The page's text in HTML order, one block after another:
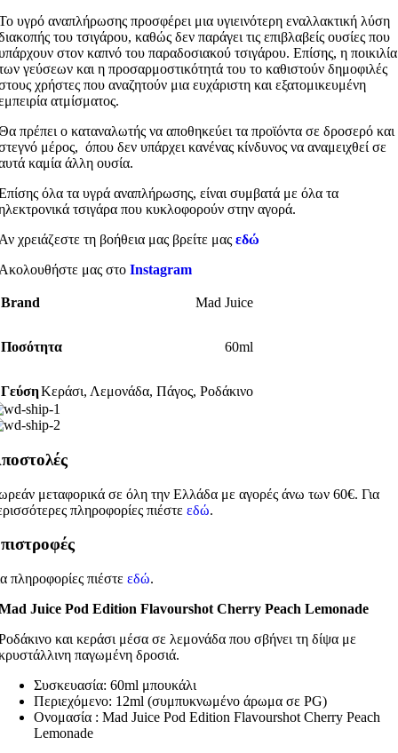
υγρό αναπλήρωσης προσφέρει μια υγιεινότερη εναλλακτική λύση
του τσιγάρου, καθώς δεν παράγει τις επιβλαβείς ουσίες που
στον καπνό του παραδοσιακού τσιγάρου. Επίσης, η ποικιλία
γεύσεων και η προσαρμοστικότητά του το καθιστούν δημοφιλές
χρήστες που αναζητούν μια ευχάριστη και εξατομικευμένη
ατμίσματος.
πρέπει ο καταναλωτής να αποθηκεύει τα προϊόντα σε δροσερό και
μέρος, όπου δεν υπάρχει κανένας κίνδυνος να αναμειχθεί σε
καμία άλλη ουσία.
όλα τα υγρά αναπλήρωσης, είναι συμβατά με όλα τα
τσιγάρα που κυκλοφορούν στην αγορά.
χρειάζεστε τη βοήθεια μας βρείτε μας εδώ
μας στο Instagram
Brand Mad Juice
Ποσότητα 60ml
ΓεύσηΚεράσι, Λεμονάδα, Πάγος, Ροδάκινο
μεταφορικά σε όλη την Ελλάδα με αγορές άνω των 60€. Για
πληροφορίες πιέστε εδώ.
πληροφορίες πιέστε εδώ.
Juice Pod Edition Flavourshot Cherry Peach Lemonade
και κεράσι μέσα σε λεμονάδα που σβήνει τη δίψα με
παγωμένη δροσιά.
Συσκευασία: 60ml μπουκάλι
Περιεχόμενο: 12ml (συμπυκνωμένο άρωμα σε PG)
Ονομασία : Mad Juice Pod Edition Flavourshot Cherry Peach
Lemonade